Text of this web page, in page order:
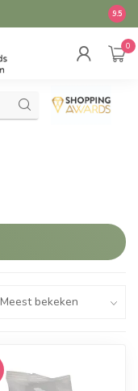
9.5
0